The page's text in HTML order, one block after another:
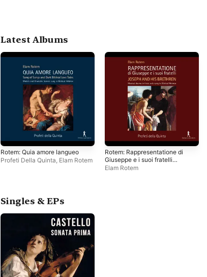
Latest Albums
Rotem: Quia amore langueo
Profeti Della Quinta Elam Rotem
Rotem: Rappresentatione di
Giuseppe e i suoi fratelli
(Joseph and his Brethren)
Elam Rotem
Singles & EPs